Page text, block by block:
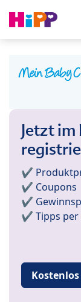
Jetzt
✔️
✔️ Coupons
✔️
✔️ Tipps per